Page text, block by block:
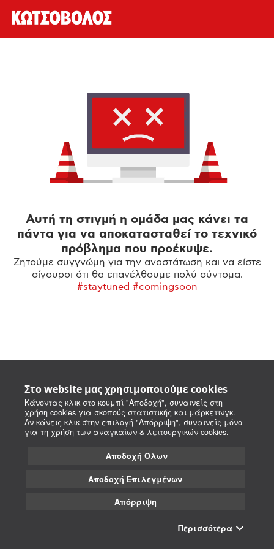
Στο website μας χρησιμοποιούμε cookies
Κάνοντας κλικ στο κουμπί "Αποδοχή", συναινείς στη
χρήση cookies για σκοπούς στατιστικής και μάρκετινγκ.
Αν κάνεις κλικ στην επιλογή "Απόρριψη", συναινείς μόνο
για τη χρήση των αναγκαίων & λειτουργικών cookies.
Αποδοχή Όλων
Αποδοχή Επιλεγμένων
Απόρριψη
Περισσότερα
Αυτή τη στιγμή η ομάδα μας κάνει τα
πάντα για να αποκατασταθεί το τεχνικό
πρόβλημα που προέκυψε.
Ζητούμε συγγνώμη για την αναστάτωση και να είστε
σίγουροι ότι θα επανέλθουμε πολύ σύντομα.
#staytuned #comingsoon